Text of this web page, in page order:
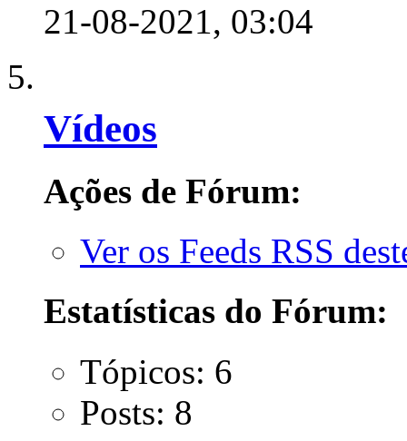
21-08-2021, 03:04
Vídeos
Ações de Fórum:
Ver os Feeds RSS
Estatísticas do Fórum:
Tópicos: 6
Posts: 8